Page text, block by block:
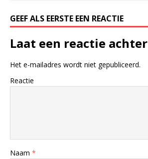
GEEF ALS EERSTE EEN REACTIE
Laat een reactie achter
Het e-mailadres wordt niet gepubliceerd.
Reactie
Naam *